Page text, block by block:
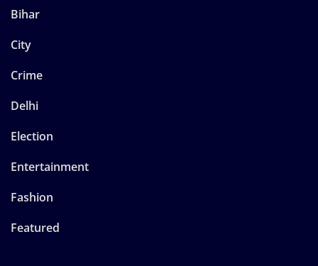
Bihar
City
Crime
Delhi
Election
Entertainment
Fashion
Featured